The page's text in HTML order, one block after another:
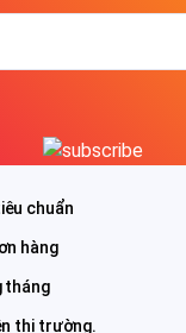
chuẩn
hàng
tháng
thị trường.